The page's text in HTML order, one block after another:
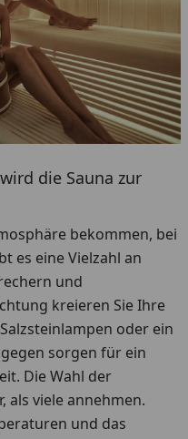
die Sauna zur
bekommen, bei
es eine Vielzahl an
und
kreieren Sie Ihre
oder ein
sorgen für ein
Die Wahl der
als viele annehmen.
und das